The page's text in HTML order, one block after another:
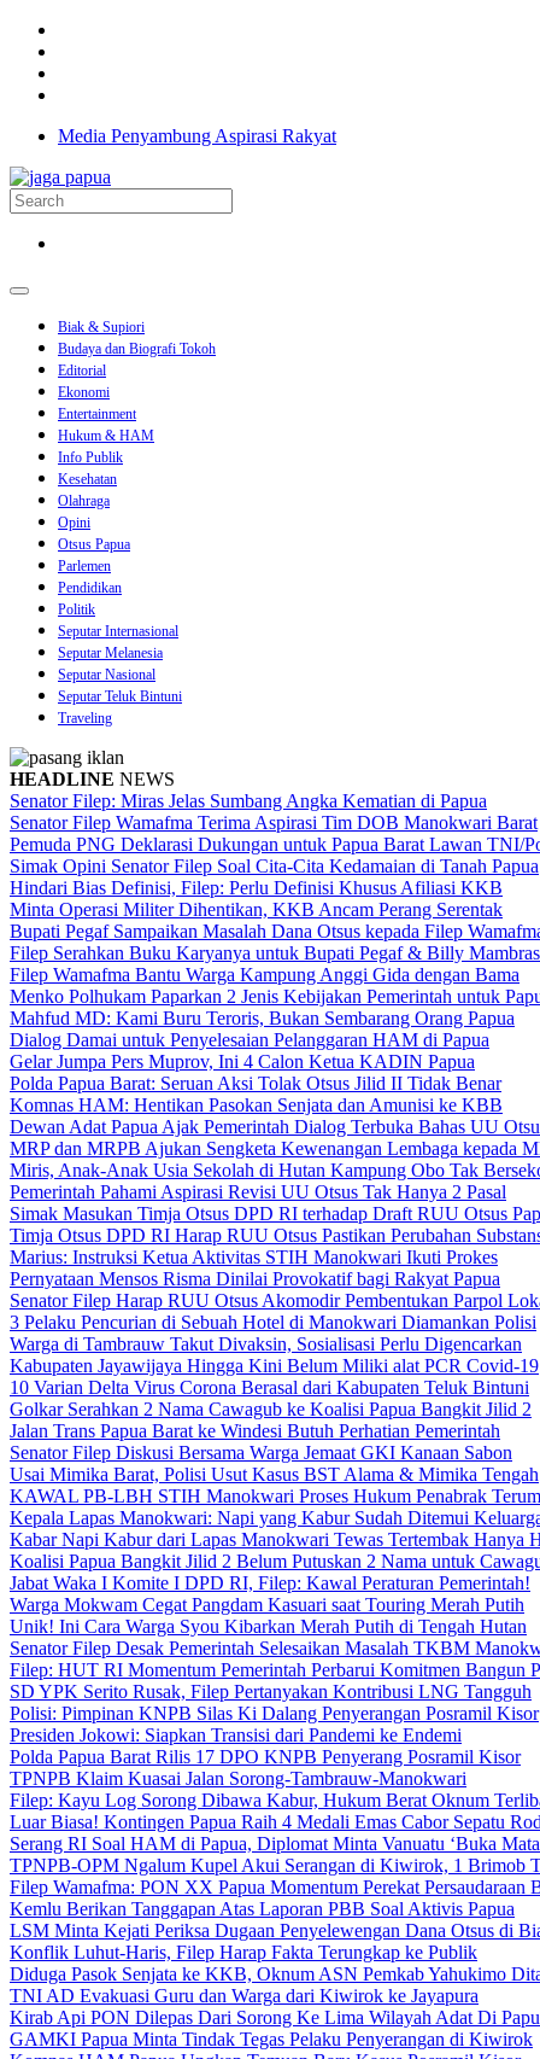
Media Penyambung Aspirasi Rakyat
Biak & Supiori
Budaya dan Biografi Tokoh
Editorial
Ekonomi
Entertainment
Hukum & HAM
Info Publik
Kesehatan
Olahraga
Opini
Otsus Papua
Parlemen
Pendidikan
Politik
Seputar Internasional
Seputar Melanesia
Seputar Nasional
Seputar Teluk Bintuni
Traveling
HEADLINE NEWS
Senator Filep: Miras Jelas Sumbang Angka Kematian di Papua
Senator Filep Wamafma Terima Aspirasi Tim DOB Manokwari Barat
Pemuda PNG Deklarasi Dukungan untuk Papua Barat Lawan TNI/
Simak Opini Senator Filep Soal Cita-Cita Kedamaian di Tanah Papua
Hindari Bias Definisi, Filep: Perlu Definisi Khusus Afiliasi KKB
Minta Operasi Militer Dihentikan, KKB Ancam Perang Serentak
Bupati Pegaf Sampaikan Masalah Dana Otsus kepada Filep
Filep Serahkan Buku Karyanya untuk Bupati Pegaf & Billy
Filep Wamafma Bantu Warga Kampung Anggi Gida dengan Bama
Menko Polhukam Paparkan 2 Jenis Kebijakan Pemerintah untuk
Mahfud MD: Kami Buru Teroris, Bukan Sembarang Orang Papua
Dialog Damai untuk Penyelesaian Pelanggaran HAM di Papua
Gelar Jumpa Pers Muprov, Ini 4 Calon Ketua KADIN Papua
Polda Papua Barat: Seruan Aksi Tolak Otsus Jilid II Tidak Benar
Komnas HAM: Hentikan Pasokan Senjata dan Amunisi ke KBB
Dewan Adat Papua Ajak Pemerintah Dialog Terbuka Bahas UU
MRP dan MRPB Ajukan Sengketa Kewenangan Lembaga kepada
Miris, Anak-Anak Usia Sekolah di Hutan Kampung Obo Tak
Pemerintah Pahami Aspirasi Revisi UU Otsus Tak Hanya 2 Pasal
Simak Masukan Timja Otsus DPD RI terhadap Draft RUU Otsus
Timja Otsus DPD RI Harap RUU Otsus Pastikan Perubahan
Marius: Instruksi Ketua Aktivitas STIH Manokwari Ikuti Prokes
Pernyataan Mensos Risma Dinilai Provokatif bagi Rakyat Papua
Senator Filep Harap RUU Otsus Akomodir Pembentukan Parpol
3 Pelaku Pencurian di Sebuah Hotel di Manokwari Diamankan Polisi
Warga di Tambrauw Takut Divaksin, Sosialisasi Perlu Digencarkan
Kabupaten Jayawijaya Hingga Kini Belum Miliki alat PCR Covid-19
10 Varian Delta Virus Corona Berasal dari Kabupaten Teluk Bintuni
Golkar Serahkan 2 Nama Cawagub ke Koalisi Papua Bangkit Jilid 2
Jalan Trans Papua Barat ke Windesi Butuh Perhatian Pemerintah
Senator Filep Diskusi Bersama Warga Jemaat GKI Kanaan Sabon
Usai Mimika Barat, Polisi Usut Kasus BST Alama & Mimika Tengah
KAWAL PB-LBH STIH Manokwari Proses Hukum Penabrak
Kepala Lapas Manokwari: Napi yang Kabur Sudah Ditemui
Kabar Napi Kabur dari Lapas Manokwari Tewas Tertembak Hanya
Koalisi Papua Bangkit Jilid 2 Belum Putuskan 2 Nama untuk
Jabat Waka I Komite I DPD RI, Filep: Kawal Peraturan Pemerintah!
Warga Mokwam Cegat Pangdam Kasuari saat Touring Merah Putih
Unik! Ini Cara Warga Syou Kibarkan Merah Putih di Tengah Hutan
Senator Filep Desak Pemerintah Selesaikan Masalah TKBM
Filep: HUT RI Momentum Pemerintah Perbarui Komitmen Bangun
SD YPK Serito Rusak, Filep Pertanyakan Kontribusi LNG Tangguh
Polisi: Pimpinan KNPB Silas Ki Dalang Penyerangan Posramil Kisor
Presiden Jokowi: Siapkan Transisi dari Pandemi ke Endemi
Polda Papua Barat Rilis 17 DPO KNPB Penyerang Posramil Kisor
TPNPB Klaim Kuasai Jalan Sorong-Tambrauw-Manokwari
Filep: Kayu Log Sorong Dibawa Kabur, Hukum Berat Oknum
Luar Biasa! Kontingen Papua Raih 4 Medali Emas Cabor Sepatu
Serang RI Soal HAM di Papua, Diplomat Minta Vanuatu ‘Buka
TPNPB-OPM Ngalum Kupel Akui Serangan di Kiwirok, 1 Brimob
Filep Wamafma: PON XX Papua Momentum Perekat Persaudaraan
Kemlu Berikan Tanggapan Atas Laporan PBB Soal Aktivis Papua
LSM Minta Kejati Periksa Dugaan Penyelewengan Dana Otsus di
Konflik Luhut-Haris, Filep Harap Fakta Terungkap ke Publik
Diduga Pasok Senjata ke KKB, Oknum ASN Pemkab Yahukimo
TNI AD Evakuasi Guru dan Warga dari Kiwirok ke Jayapura
Kirab Api PON Dilepas Dari Sorong Ke Lima Wilayah Adat Di
GAMKI Papua Minta Tindak Tegas Pelaku Penyerangan di Kiwirok